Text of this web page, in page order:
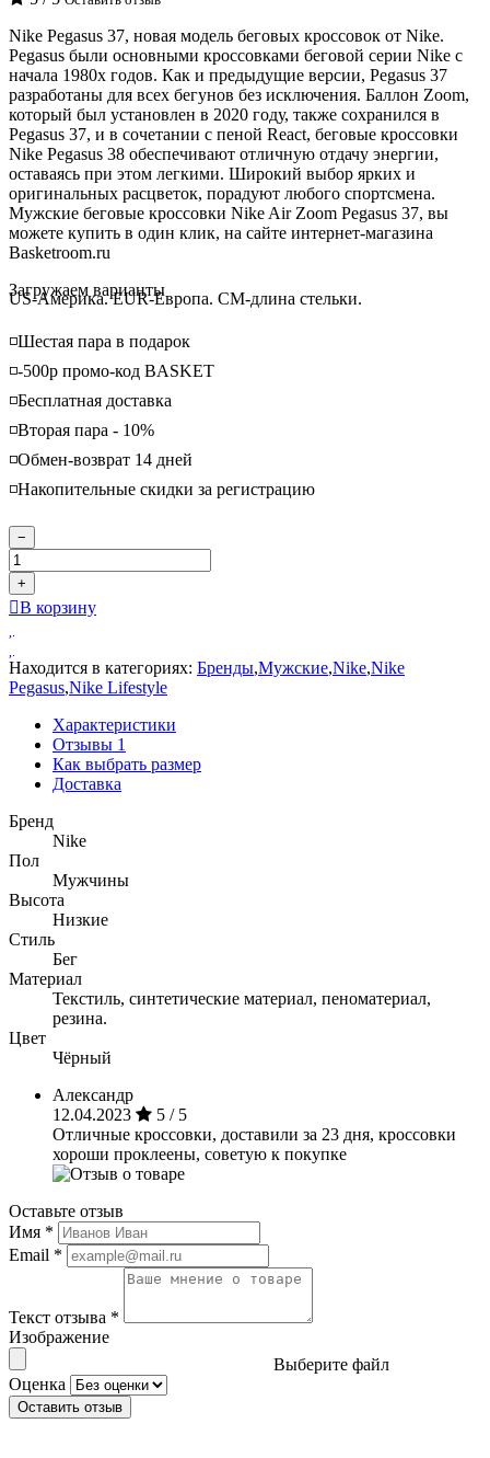
Nike Pegasus 37, новая модель беговых кроссовок от Nike.
Pegasus были основными кроссовками беговой серии Nike с
начала 1980х годов. Как и предыдущие версии, Pegasus 37
разработаны для всех бегунов без исключения. Баллон Zoom,
который был установлен в 2020 году, также сохранился в
Pegasus 37, и в сочетании с пеной React, беговые кроссовки
Nike Pegasus 38 обеспечивают отличную отдачу энергии,
оставаясь при этом легкими. Широкий выбор ярких и
оригинальных расцветок, порадуют любого спортсмена.
Мужские беговые кроссовки Nike Air Zoom Pegasus 37, вы
можете купить в один клик, на сайте интернет-магазина
Basketroom.ru
Loading...
Загружаем варианты
US-Америка. EUR-Европа. CM-длина стельки.
◽️Шестая пара в подарок
◽️-500р промо-код BASKET
◽️Бесплатная доставка
◽️Вторая пара - 10%
◽️Обмен-возврат 14 дней
◽️Накопительные скидки за регистрацию
−
+
В корзину
Находится в категориях: Бренды,Мужские,Nike,Nike
Pegasus,Nike Lifestyle
Характеристики
Отзывы 1
Как выбрать размер
Доставка
Бренд
Nike
Пол
Мужчины
Высота
Низкие
Стиль
Бег
Материал
Текстиль, синтетические материал, пеноматериал,
резина.
Цвет
Чёрный
Александр
12.04.2023
5 / 5
Отличные кроссовки, доставили за 23 дня, кроссовки
хороши проклеены, советую к покупке
Оставьте отзыв
Имя *
Email *
Текст отзыва *
Изображение
Выберите файл
Оценка
Оставить отзыв